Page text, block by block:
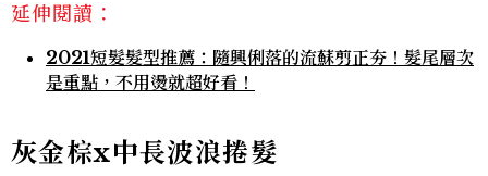
延伸閱讀：
2021短髮髮型推薦：隨興俐落的流蘇剪正夯！髮尾層次
是重點，不用燙就超好看！
灰金棕x中長波浪捲髮